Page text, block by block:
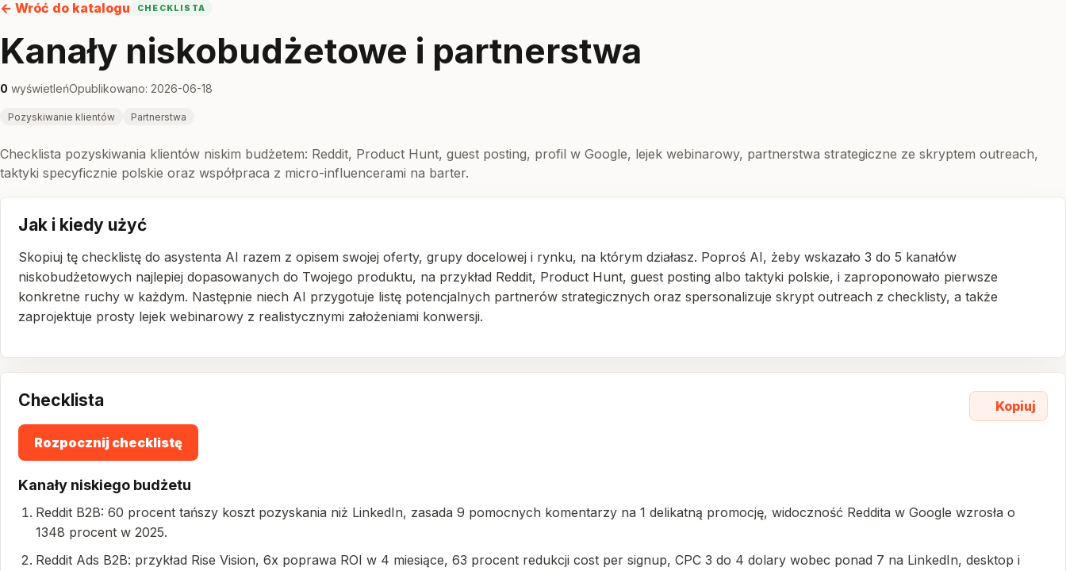
← Wróć do katalogu CHECKLISTA
Kanały niskobudżetowe i partnerstwa
0 wyświetleńOpublikowano: 2026-06-18
Pozyskiwanie klientów Partnerstwa
Checklista pozyskiwania klientów niskim budżetem: Reddit, Product Hunt, guest posting, profil w Google, lejek webinarowy, partnerstwa strategiczne ze skryptem outreach,
taktyki specyficznie polskie oraz współpraca z micro-influencerami na barter.
Jak i kiedy użyć
Skopiuj tę checklistę do asystenta AI razem z opisem swojej oferty, grupy docelowej i rynku, na którym działasz. Poproś AI, żeby wskazało 3 do 5 kanałów
niskobudżetowych najlepiej dopasowanych do Twojego produktu, na przykład Reddit, Product Hunt, guest posting albo taktyki polskie, i zaproponowało pierwsze
konkretne ruchy w każdym. Następnie niech AI przygotuje listę potencjalnych partnerów strategicznych oraz spersonalizuje skrypt outreach z checklisty, a także
zaprojektuje prosty lejek webinarowy z realistycznymi założeniami konwersji.
Checklista Kopiuj
Rozpocznij checklistę
Kanały niskiego budżetu
Reddit B2B: 60 procent tańszy koszt pozyskania niż LinkedIn, zasada 9 pomocnych komentarzy na 1 delikatną promocję, widoczność Reddita w Google wzrosła o
1348 procent w 2025.
Reddit Ads B2B: przykład Rise Vision, 6x poprawa ROI w 4 miesiące, 63 procent redukcji cost per signup, CPC 3 do 4 dolary wobec ponad 7 na LinkedIn, desktop i